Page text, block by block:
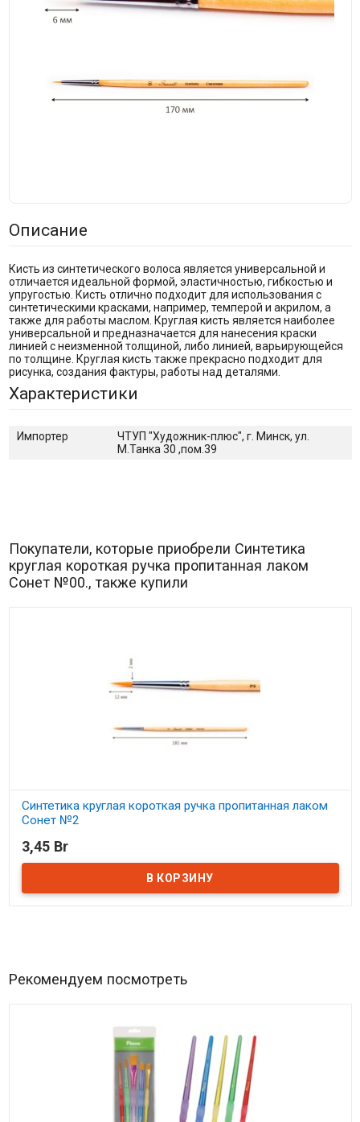
Описание
Кисть из синтетического волоса является универсальной и
отличается идеальной формой, эластичностью, гибкостью и
упругостью. Кисть отлично подходит для использования с
синтетическими красками, например, темперой и акрилом, а
также для работы маслом. Круглая кисть является наиболее
универсальной и предназначается для нанесения краски
линией с неизменной толщиной, либо линией, варьирующейся
по толщине. Круглая кисть также прекрасно подходит для
рисунка, создания фактуры, работы над деталями.
Характеристики
Импортер
ЧТУП "Художник-плюс", г. Минск, ул.
М.Танка 30 ,пом.39
Покупатели, которые приобрели Синтетика
круглая короткая ручка пропитанная лаком
Сонет №00., также купили
Синтетика круглая короткая ручка пропитанная лаком
Сонет №2
В наличии
3,45 Br
Рекомендуем посмотреть